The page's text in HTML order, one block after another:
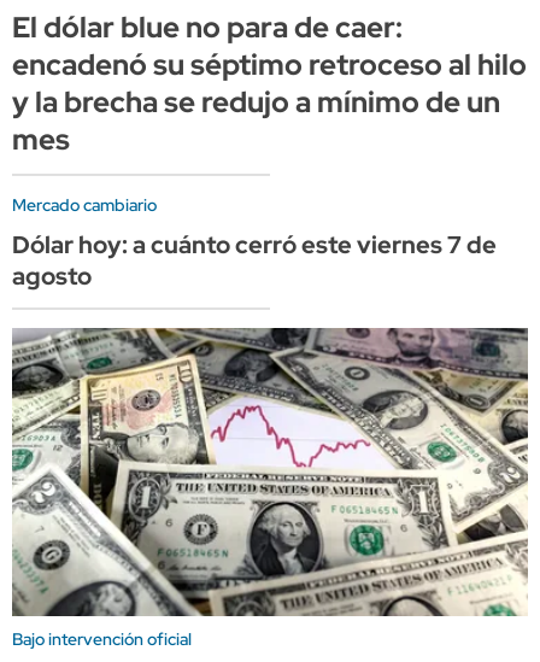
El dólar blue no para de caer:
encadenó su séptimo retroceso al hilo
y la brecha se redujo a mínimo de un
mes
Mercado cambiario
Dólar hoy: a cuánto cerró este viernes 7 de
agosto
Bajo intervención oficial